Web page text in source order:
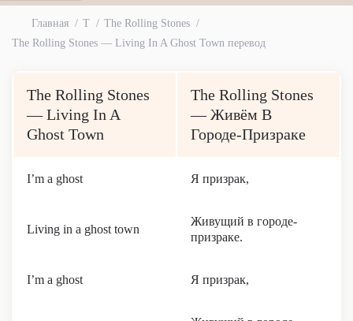
Главная T
The Rolling Stones
The Rolling Stones — Living In A Ghost Town перевод
The Rolling Stones
— Living In A
Ghost Town
The Rolling Stones
— Живём В
Городе-Призраке
I’m a ghost Я призрак,
Living in a ghost town
Живущий в городе-
призраке.
I’m a ghost Я призрак,